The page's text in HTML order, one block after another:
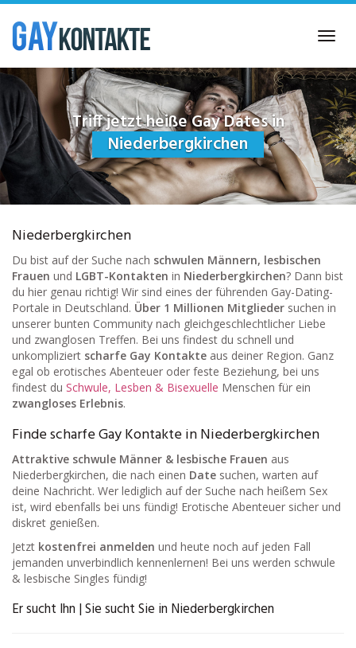
Skip
main
content
Triff jetzt heiße Gay Dates in
Niederbergkirchen
Niederbergkirchen
Du bist auf der Suche nach schwulen Männern, lesbischen
Frauen und LGBT-Kontakten in Niederbergkirchen? Dann bist
du hier genau richtig! Wir sind eines der führenden Gay-Dating-
Portale in Deutschland. Über 1 Millionen Mitglieder suchen in
unserer bunten Community nach gleichgeschlechtlicher Liebe
und zwanglosen Treffen. Bei uns findest du schnell und
unkompliziert scharfe Gay Kontakte aus deiner Region. Ganz
egal ob erotisches Abenteuer oder feste Beziehung, bei uns
findest du Schwule, Lesben & Bisexuelle Menschen für ein
zwangloses Erlebnis.
Finde scharfe Gay Kontakte in Niederbergkirchen
Attraktive schwule Männer & lesbische Frauen aus
Niederbergkirchen, die nach einen Date suchen, warten auf
deine Nachricht. Wer lediglich auf der Suche nach heißem Sex
ist, wird ebenfalls bei uns fündig! Erotische Abenteuer sicher und
diskret genießen.
Jetzt kostenfrei anmelden und heute noch auf jeden Fall
jemanden unverbindlich kennenlernen! Bei uns werden schwule
& lesbische Singles fündig!
Er sucht Ihn | Sie sucht Sie in Niederbergkirchen